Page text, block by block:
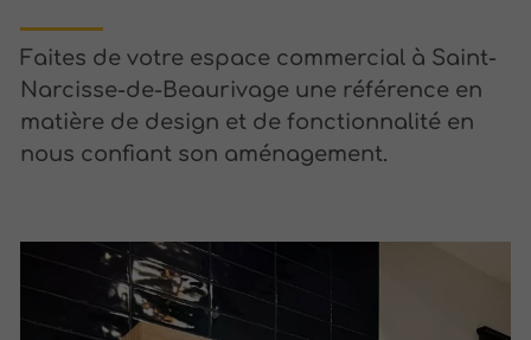
Faites de votre espace commercial à Saint-
Narcisse-de-Beaurivage une référence en
matière de design et de fonctionnalité en
nous confiant son aménagement.